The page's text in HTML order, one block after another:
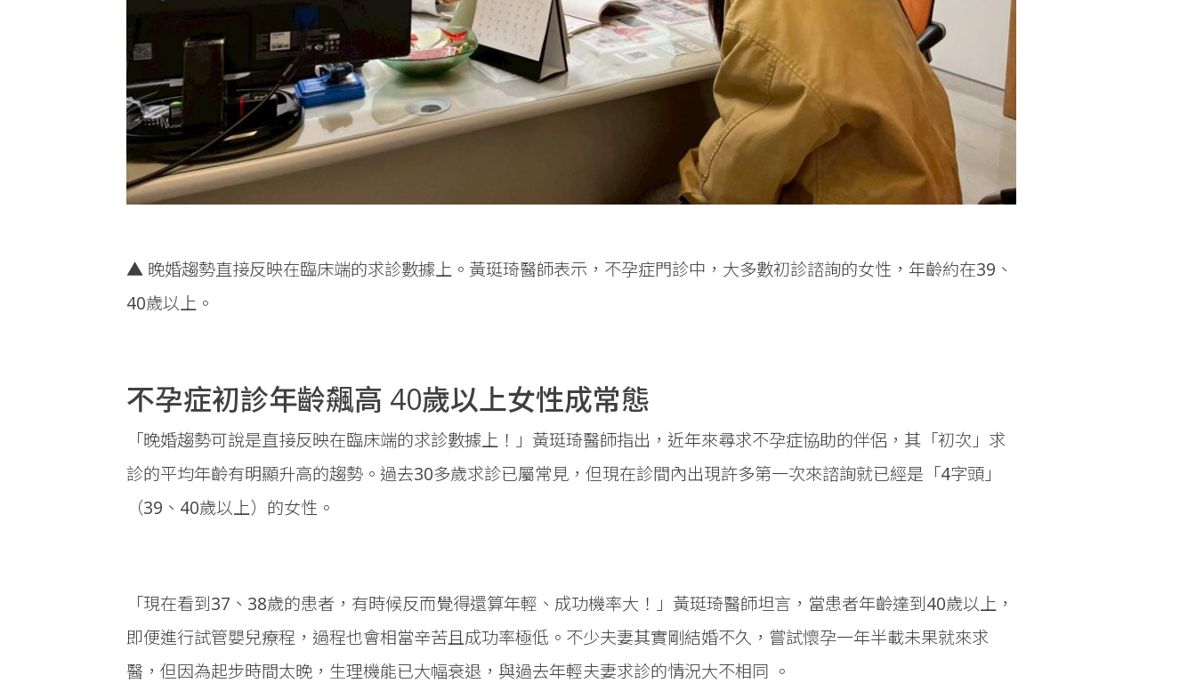
▲ 晚婚趨勢直接反映在臨床端的求診數據上。黃珽琦醫師表示，不孕症門診中，大多數初診諮詢的女性，年齡約在39、
40歲以上。
不孕症初診年齡飆高 40歲以上女性成常態
「晚婚趨勢可說是直接反映在臨床端的求診數據上！」黃珽琦醫師指出，近年來尋求不孕症協助的伴侶，其「初次」求
診的平均年齡有明顯升高的趨勢。過去30多歲求診已屬常見，但現在診間內出現許多第一次來諮詢就已經是「4字頭」
（39、40歲以上）的女性。
「現在看到37、38歲的患者，有時候反而覺得還算年輕、成功機率大！」黃珽琦醫師坦言，當患者年齡達到40歲以上，
即便進行試管嬰兒療程，過程也會相當辛苦且成功率極低。不少夫妻其實剛結婚不久，嘗試懷孕一年半載未果就來求
醫，但因為起步時間太晚，生理機能已大幅衰退，與過去年輕夫妻求診的情況大不相同 。